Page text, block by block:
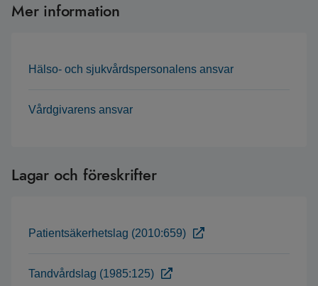
Mer information
Hälso- och sjukvårdspersonalens ansvar
Vårdgivarens ansvar
Lagar och föreskrifter
Patientsäkerhetslag (2010:659)
Tandvårdslag (1985:125)